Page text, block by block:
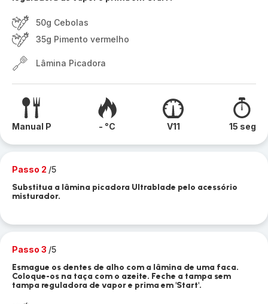
50g Cebolas
35g Pimento vermelho
Lâmina Picadora
Manual P - °C V11 15 seg
Passo 2 /5
Substitua a lâmina picadora Ultrablade pelo acessório
misturador.
Passo 3 /5
Esmague os dentes de alho com a lâmina de uma faca.
Coloque-os na taça com o azeite. Feche a tampa sem
tampa reguladora de vapor e prima em 'Start'.